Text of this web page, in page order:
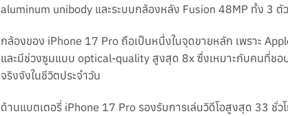
aluminum unibody และระบบกล้องหลัง Fusion 48MP ทั้ง 3 ตัว
กล้องของ iPhone 17 Pro ถือเป็นหนึ่งในจุดขายหลัก เพราะ
และมีช่วงซูมแบบ optical-quality สูงสุด 8x ซึ่งเหมาะกับคนที่ชอ
จริงจังในชีวิตประจำวัน
ด้านแบตเตอรี่ iPhone 17 Pro รองรับการเล่นวิดีโอสูงสุด 33 ชั่